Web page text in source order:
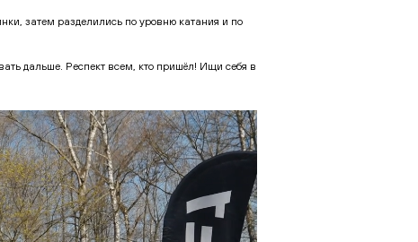
затем разделились по уровню катания и по
дальше. Респект всем, кто пришёл! Ищи себя в